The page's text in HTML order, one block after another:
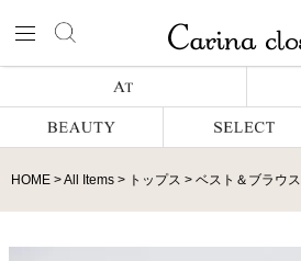
HOME All Items トップス ベスト＆ブラウス